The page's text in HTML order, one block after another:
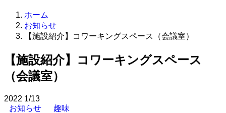
ホーム
お知らせ
【施設紹介】コワーキングスペース（会議室）
【施設紹介】コワーキングスペース
（会議室）
2022 1/13
お知らせ
趣味